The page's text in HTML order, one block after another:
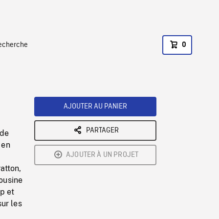
0
et
les
AJOUTER AU PANIER
PARTAGER
AJOUTER À UN PROJET